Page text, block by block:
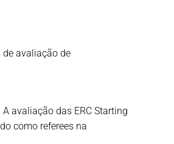
avaliação de
avaliação das ERC Starting
como referees na